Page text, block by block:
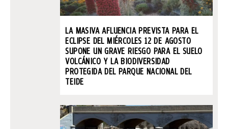
LA MASIVA AFLUENCIA PREVISTA PARA EL
ECLIPSE DEL MIÉRCOLES 12 DE AGOSTO
SUPONE UN GRAVE RIESGO PARA EL SUELO
VOLCÁNICO Y LA BIODIVERSIDAD
PROTEGIDA DEL PARQUE NACIONAL DEL
TEIDE